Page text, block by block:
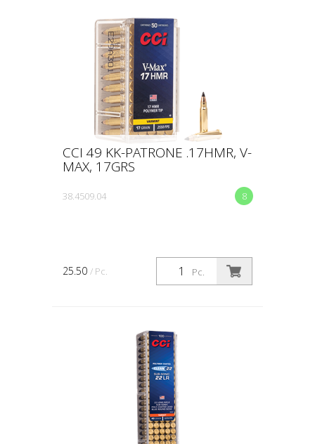
CCI 49 KK-PATRONE .17HMR, V-
MAX, 17GRS
8
38.4509.04
Pc.
25.50 / Pc.